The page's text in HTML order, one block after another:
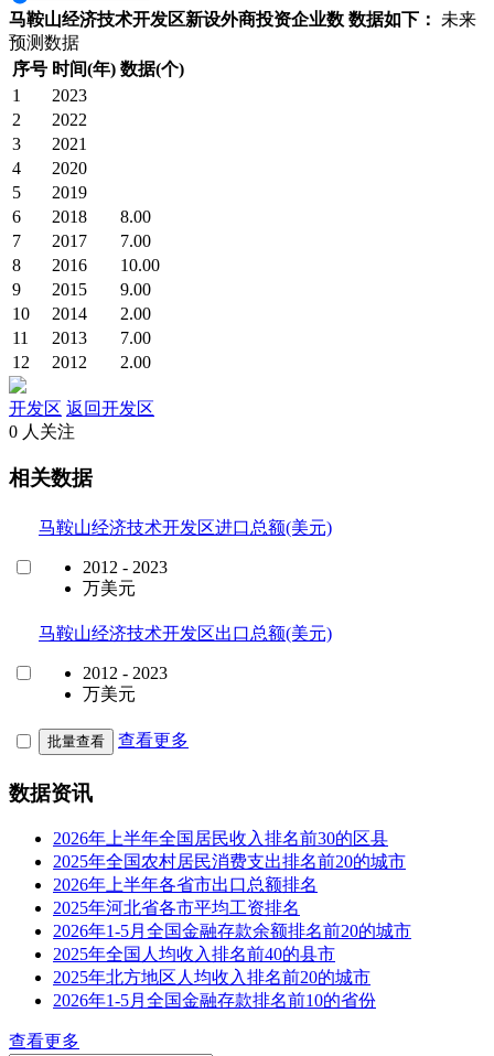
马鞍山经济技术开发区新设外商投资企业数 数据如下：
未来
预测数据
序号 时间(年) 数据(个)
1
2023
2
2022
3
2021
4
2020
5
2019
6
2018
8.00
7
2017
7.00
8
2016
10.00
9
2015
9.00
10
2014
2.00
11
2013
7.00
12
2012 2.00
开发区 返回开发区
0 人关注
相关数据
马鞍山经济技术开发区进口总额(美元)
2012 - 2023
万美元
马鞍山经济技术开发区出口总额(美元)
2012 - 2023
万美元
批量查看 查看更多
数据资讯
2026年上半年全国居民收入排名前30的区县
2025年全国农村居民消费支出排名前20的城市
2026年上半年各省市出口总额排名
2025年河北省各市平均工资排名
2026年1-5月全国金融存款余额排名前20的城市
2025年全国人均收入排名前40的县市
2025年北方地区人均收入排名前20的城市
2026年1-5月全国金融存款排名前10的省份
查看更多